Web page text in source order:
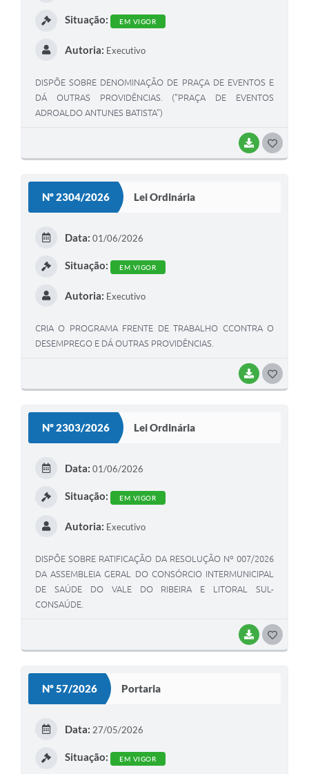
BAIXAR
Situação: EM VIGOR
Autoria: Executivo
DISPÕE SOBRE DENOMINAÇÃO DE PRAÇA DE EVENTOS E
DÁ OUTRAS PROVIDÊNCIAS. ("PRAÇA DE EVENTOS
ADROALDO ANTUNES BATISTA")
Nº 2304/2026 Lei Ordinária
BAIXAR
Data: 01/06/2026
Situação: EM VIGOR
Autoria: Executivo
CRIA O PROGRAMA FRENTE DE TRABALHO CCONTRA O
DESEMPREGO E DÁ OUTRAS PROVIDÊNCIAS.
Nº 2303/2026 Lei Ordinária
BAIXAR
Data: 01/06/2026
Situação: EM VIGOR
Autoria: Executivo
DISPÕE SOBRE RATIFICAÇÃO DA RESOLUÇÃO Nº 007/2026
DA ASSEMBLEIA GERAL DO CONSÓRCIO INTERMUNICIPAL
DE SAÚDE DO VALE DO RIBEIRA E LITORAL SUL-
CONSAÚDE.
Nº 57/2026 Portaria
Data: 27/05/2026
Situação: EM VIGOR